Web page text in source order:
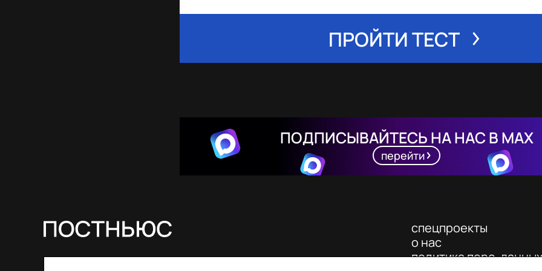
ПРОЙТИ ТЕСТ
ПОДПИСЫВАЙТЕСЬ НА НАС В MAX
перейти
спецпроекты
о нас
политика перс.